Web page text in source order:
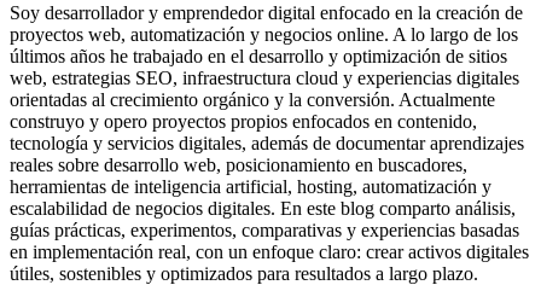
Soy desarrollador y emprendedor digital enfocado en la creación de
proyectos web, automatización y negocios online. A lo largo de los
últimos años he trabajado en el desarrollo y optimización de sitios
web, estrategias SEO, infraestructura cloud y experiencias digitales
orientadas al crecimiento orgánico y la conversión. Actualmente
construyo y opero proyectos propios enfocados en contenido,
tecnología y servicios digitales, además de documentar aprendizajes
reales sobre desarrollo web, posicionamiento en buscadores,
herramientas de inteligencia artificial, hosting, automatización y
escalabilidad de negocios digitales. En este blog comparto análisis,
guías prácticas, experimentos, comparativas y experiencias basadas
en implementación real, con un enfoque claro: crear activos digitales
útiles, sostenibles y optimizados para resultados a largo plazo.